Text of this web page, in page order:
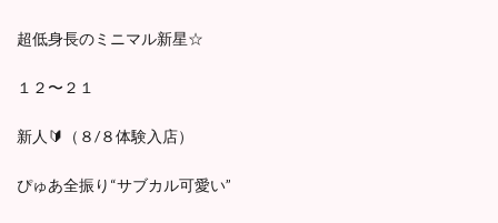
超低身長のミニマル新星☆
１２〜２１
新人🔰（８/８体験入店）
ぴゅあ全振り“サブカル可愛い”